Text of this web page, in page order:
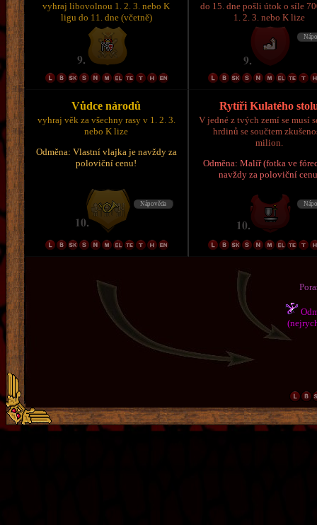
vyhraj libovolnou 1. 2. 3. nebo K
ligu do 11. dne (včetně)
do 15. dne pošli útok o síle
1. 2. 3. nebo K lize
Vůdce národů
vyhraj věk za všechny rasy v 1. 2. 3.
nebo K lize
Odměna: Vlastní vlajka je navždy za
poloviční cenu!
Rytíři Kulatého
V jedné z tvých zemí se musí
hrdinů se součtem
milion.
Odměna: Malíř (fotka ve
navždy za poloviční